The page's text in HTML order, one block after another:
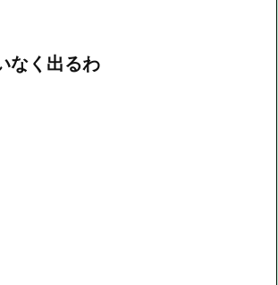
なく出るわ